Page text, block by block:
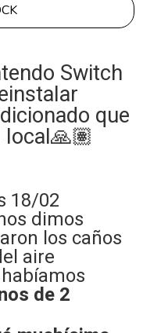
Switch
que
18/02
dimos
los caños
aire
de 2